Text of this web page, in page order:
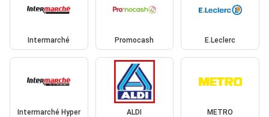
Intermarché Promocash E.Leclerc
Intermarché Hyper ALDI METRO